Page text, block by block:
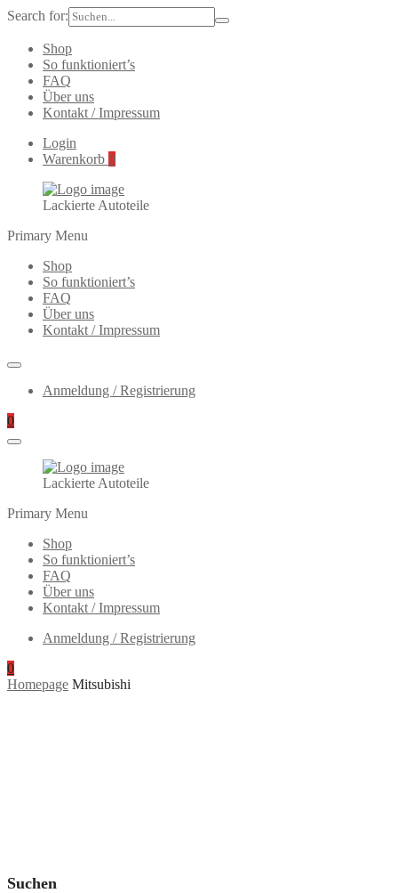
Search for:
Shop
So funktioniert’s
FAQ
Über uns
Kontakt / Impressum
Login
Warenkorb 0
Lackierte Autoteile
Primary Menu
Shop
So funktioniert’s
FAQ
Über uns
Kontakt / Impressum
Anmeldung / Registrierung
0
Lackierte Autoteile
Primary Menu
Shop
So funktioniert’s
FAQ
Über uns
Kontakt / Impressum
Anmeldung / Registrierung
0
Homepage Mitsubishi
Suchen